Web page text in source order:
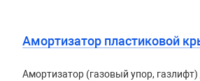
Амортизатор пластиковой
Амортизатор (газовый упор,